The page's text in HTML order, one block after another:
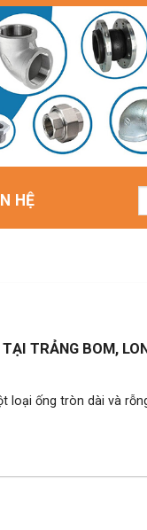
HỆ
TRẢNG BOM,
loại ống tròn dài và